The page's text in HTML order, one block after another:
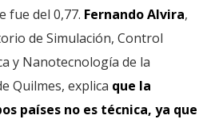
fue del 0,77. Fernando Alvira,
de Simulación, Control
y Nanotecnología de la
Quilmes, explica que la
países no es técnica, ya que